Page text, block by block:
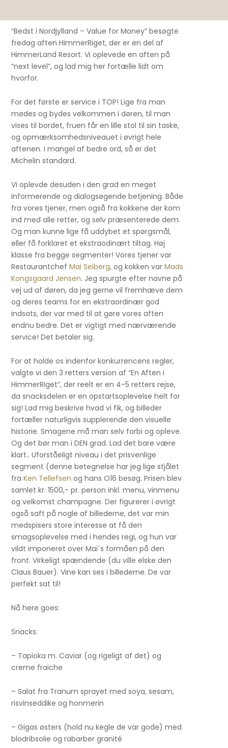
“Bedst i Nordjylland – Value for Money” besøgte
fredag aften HimmerRiget, der er en del af
HimmerLand Resort. Vi oplevede en aften på
“next level”, og lad mig her fortælle lidt om
hvorfor.
For det første er service i TOP! Lige fra man
mødes og bydes velkommen i døren, til man
vises til bordet, fruen får en lille stol til sin taske,
og opmærksomhedsniveauet i øvrigt hele
aftenen. I mangel af bedre ord, så er det
Michelin standard.
Vi oplevde desuden i den grad en meget
informerende og dialogsøgende betjening. Både
fra vores tjener, men også fra kokkene der kom
ind med alle retter, og selv præsenterede dem.
Og man kunne lige få uddybet et spørgsmål,
eller få forklaret et ekstraodinært tiltag. Høj
klasse fra begge segmenter! Vores tjener var
RestaurantchefMai Seiberg, og kokken varMads
Kongsgaard Jensen. Jeg spurgte efter navne på
vej ud af døren, da jeg gerne vil fremhæve dem
og deres teams for en ekstraordinær god
indsats, der var med til at gøre vores aften
endnu bedre. Det er vigtigt med nærværende
service! Det betaler sig.
For at holde os indenfor konkurrencens regler,
valgte vi den 3 retters version af “En Aften i
HimmerRiget”, der reelt er en 4-5 retters rejse,
da snacksdelen er en opstartsoplevelse helt for
sig! Lad mig beskrive hvad vi fik, og billeder
fortæller naturligvis supplerende den visuelle
historie. Smagene må man selv forbi og opleve.
Og det bør man i DEN grad. Lad det bare være
klart.. Uforståeligt niveau i det prisvenlige
segment (denne betegnelse har jeg lige stjålet
fraKen Tellefsen og hans O16 besøg. Prisen blev
samlet kr. 1500,- pr. person inkl. menu, vinmenu
og velkomst champagne. Der figurerer i øvrigt
også saft på nogle af billederne, det var min
medspisers store interesse at få den
smagsoplevelse med i hendes regi, og hun var
vildt imponeret over Mai´s formåen på den
front. Virkeligt spændende (du ville elske den
Claus Bauer). Vine kan ses i billederne. De var
perfekt sat til!
Nå here goes:
Snacks:
– Tapioka m. Caviar (og rigeligt af det) og
creme fraiche
– Salat fra Tranum sprayet med soya, sesam,
risvinseddike og honmerin
– Gigas østers (hold nu kegle de var gode) med
blodribsolie og rabarber granité